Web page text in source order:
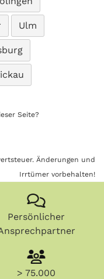
Ulm
Seite?
Änderungen und
Irrtümer vorbehalten!
Persönlicher
> 75.000